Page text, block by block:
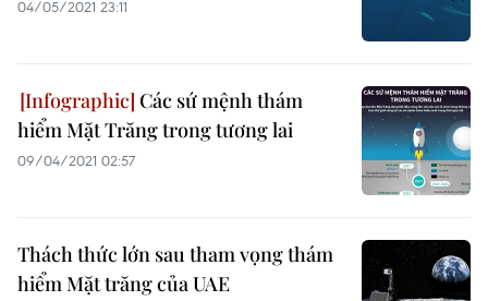
04/05/2021 23:11
Các sứ mệnh thám
hiểm Mặt Trăng trong tương lai
09/04/2021 02:57
Thách thức lớn sau tham vọng thám
hiểm Mặt trăng của UAE